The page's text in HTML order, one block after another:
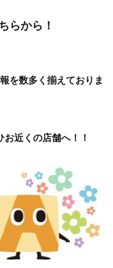
らから！
を数多く揃えておりま
近くの店舗へ！！